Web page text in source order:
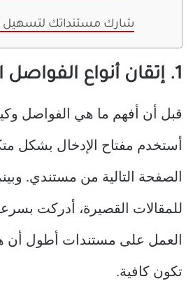
10. شارك مستنداتك لتسهيل
1. إتقان أنواع الفواصل المختلفة
قبل أن أفهم ما هي الفواصل
أستخدم مفتاح الإدخال بشكل
الصفحة التالية من مستندي.
للمقالات القصيرة، أدركت
العمل على مستندات أطول أن
تكون كافية.